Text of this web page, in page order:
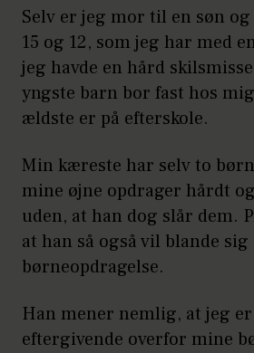
Selv er jeg mor til en søn
15 og 12, som jeg har med
jeg havde en hård
yngste barn bor fast hos
ældste er på efterskole.
Min kæreste har selv to
mine øjne opdrager hårdt
uden, at han dog slår dem.
at han så også vil blande
børneopdragelse.
Han mener nemlig, at jeg
eftergivende overfor mine